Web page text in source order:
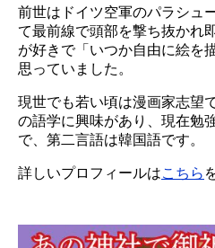
前世はドイツ空軍のパラシュ
て最前線で頭部を撃ち抜かれ
が好きで「いつか自由に絵を
思っていました。
現世でも若い頃は漫画家志望
の語学に興味があり、現在勉
で、第二言語は韓国語です。
詳しいプロフィールはこちら